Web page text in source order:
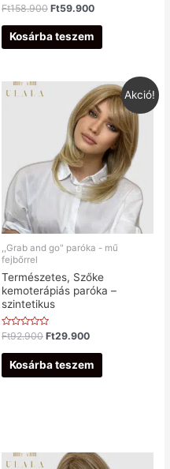
Értékelés:
0
/
Ft158.900 Ft59.900
Kosárba teszem
Akció!
,,Grab and go" paróka - mű
fejbőrrel
Természetes, Szőke
kemoterápiás paróka –
szintetikus
Értékelés:
/
Ft92.900 Ft29.900
Kosárba teszem